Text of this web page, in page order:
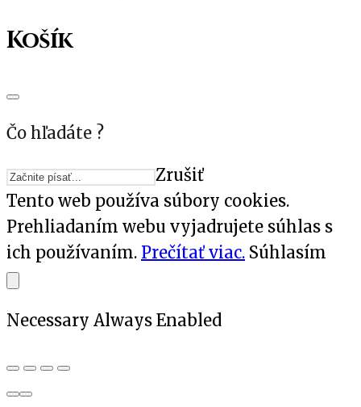
Košík
Čo hľadáte ?
Zrušiť
Tento web používa súbory cookies.
Prehliadaním webu vyjadrujete súhlas s
ich používaním. Prečítať viac. Súhlasím
Necessary Always Enabled